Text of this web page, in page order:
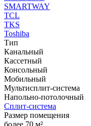
SMARTWAY
TCL
TKS
Toshiba
Тип
Канальный
Кассетный
Консольный
Мобильный
Мультисплит-система
Напольно-потолочный
Сплит-система
Размер помещения
более 70 м²